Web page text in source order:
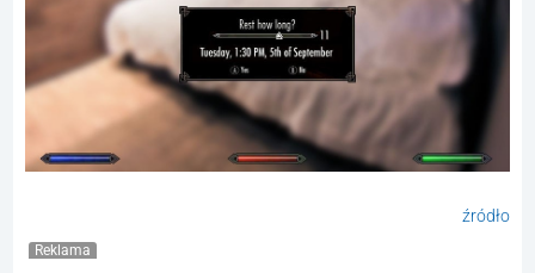
źródło
Reklama